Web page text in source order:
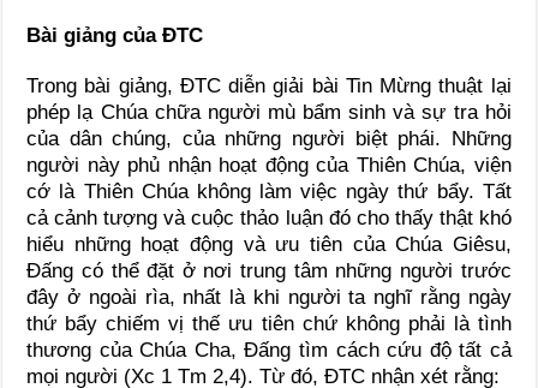
Bài giảng của ĐTC
Trong bài giảng, ĐTC diễn giải bài Tin Mừng thuật lại
phép lạ Chúa chữa người mù bẩm sinh và sự tra hỏi
của dân chúng, của những người biệt phái. Những
người này phủ nhận hoạt động của Thiên Chúa, viện
cớ là Thiên Chúa không làm việc ngày thứ bẩy. Tất
cả cảnh tượng và cuộc thảo luận đó cho thấy thật khó
hiểu những hoạt động và ưu tiên của Chúa Giêsu,
Đấng có thể đặt ở nơi trung tâm những người trước
đây ở ngoài rìa, nhất là khi người ta nghĩ rằng ngày
thứ bẩy chiếm vị thế ưu tiên chứ không phải là tình
thương của Chúa Cha, Đấng tìm cách cứu độ tất cả
mọi người (Xc 1 Tm 2,4). Từ đó, ĐTC nhận xét rằng: